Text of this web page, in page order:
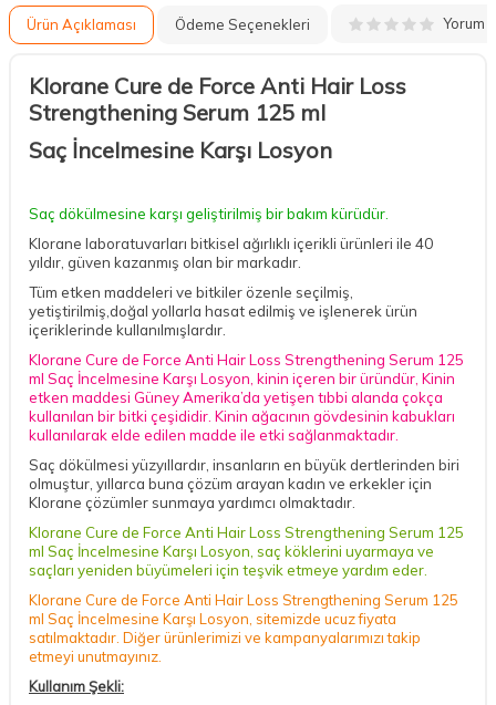
Ürün Açıklaması Ödeme Seçenekleri Yorum
Klorane Cure de Force Anti Hair Loss
Strengthening Serum 125 ml
Saç İncelmesine Karşı Losyon
Saç dökülmesine karşı geliştirilmiş bir bakım kürüdür.
Klorane laboratuvarları bitkisel ağırlıklı içerikli ürünleri ile 40
yıldır, güven kazanmış olan bir markadır.
Tüm etken maddeleri ve bitkiler özenle seçilmiş,
yetiştirilmiş,doğal yollarla hasat edilmiş ve işlenerek ürün
içeriklerinde kullanılmışlardır.
Klorane Cure de Force Anti Hair Loss Strengthening Serum 125
ml Saç İncelmesine Karşı Losyon, kinin içeren bir üründür, Kinin
etken maddesi Güney Amerika’da yetişen tıbbi alanda çokça
kullanılan bir bitki çeşididir. Kinin ağacının gövdesinin kabukları
kullanılarak elde edilen madde ile etki sağlanmaktadır.
Saç dökülmesi yüzyıllardır, insanların en büyük dertlerinden biri
olmuştur, yıllarca buna çözüm arayan kadın ve erkekler için
Klorane çözümler sunmaya yardımcı olmaktadır.
Klorane Cure de Force Anti Hair Loss Strengthening Serum 125
ml Saç İncelmesine Karşı Losyon, saç köklerini uyarmaya ve
saçları yeniden büyümeleri için teşvik etmeye yardım eder.
Klorane Cure de Force Anti Hair Loss Strengthening Serum 125
ml Saç İncelmesine Karşı Losyon, sitemizde ucuz fiyata
satılmaktadır. Diğer ürünlerimizi ve kampanyalarımızı takip
etmeyi unutmayınız.
Kullanım Şekli: